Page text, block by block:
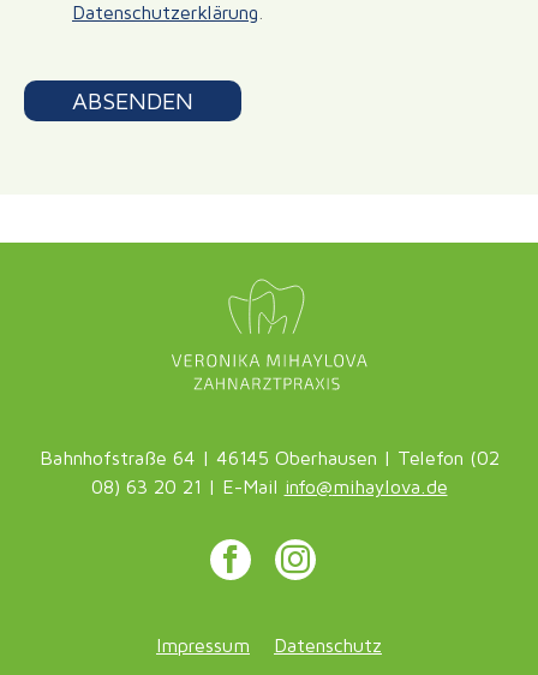
Datenschutzerklärung
Bahnhofstraße 64 | 46145 Oberhausen | Telefon (02
08) 63 20 21 | E-Mail info@mihaylova.de
Impressum Datenschutz